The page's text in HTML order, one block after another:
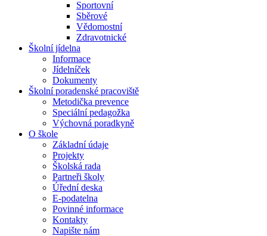
Sportovní
Sběrové
Vědomostní
Zdravotnické
Školní jídelna
Informace
Jídelníček
Dokumenty
Školní poradenské pracoviště
Metodička prevence
Speciální pedagožka
Výchovná poradkyně
O škole
Základní údaje
Projekty
Školská rada
Partneři školy
Úřední deska
E-podatelna
Povinné informace
Kontakty
Napište nám